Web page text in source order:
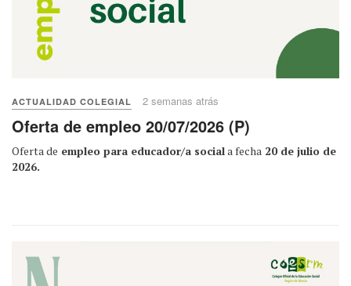
ACTUALIDAD COLEGIAL 2 semanas atrás
Oferta de empleo 20/07/2026 (P)
Oferta de empleo para educador/a sociala fecha 20 de julio de
2026.